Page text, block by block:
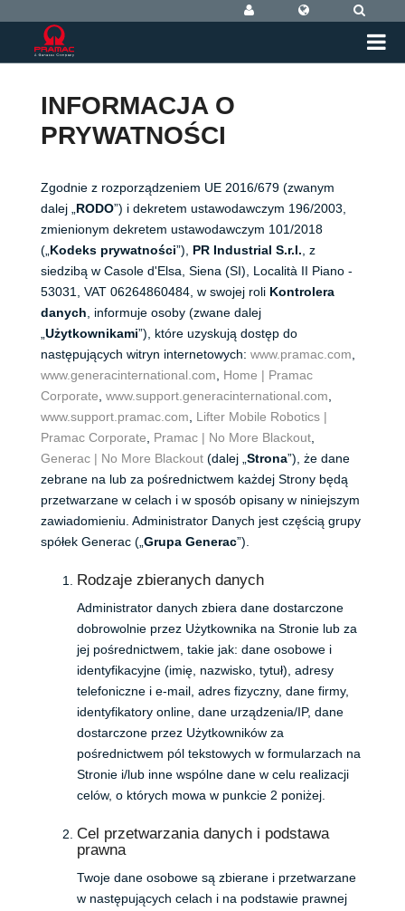
INFORMACJA O
PRYWATNOŚCI
Zgodnie z rozporządzeniem UE 2016/679 (zwanym
dalej „ RODO”) i dekretem ustawodawczym 196/2003,
zmienionym dekretem ustawodawczym 101/2018
(„ Kodeks prywatności”), ​​ PR Industrial S.r.l. , z
siedzibą w Casole d'Elsa, Siena (SI), Località II Piano -
53031, VAT 06264860484, w swojej roli Kontrolera
danych , informuje osoby (zwane dalej
Użytkownikami”), ​​które uzyskują dostęp do
następujących witryn internetowych: www.pramac.com
www.generacinternational.com
Home | Pramac
Corporate www.support.generacinternational.com
www.support.pramac.com
Lifter Mobile Robotics |
Pramac Corporate
Pramac | No More Blackout
Generac | No More Blackout (dalej „ Strona”), ​​że dane
zebrane na lub za pośrednictwem każdej Strony będą
przetwarzane w celach i w sposób opisany w niniejszym
zawiadomieniu. Administrator Danych jest częścią grupy
spółek Generac („ Grupa Generac”).
Rodzaje zbieranych danych
Administrator danych zbiera dane dostarczone
dobrowolnie przez Użytkownika na Stronie lub za
jej pośrednictwem, takie jak: dane osobowe i
identyfikacyjne (imię, nazwisko, tytuł), adresy
telefoniczne i e-mail, adres fizyczny, dane firmy,
identyfikatory online, dane urządzenia/IP, dane
dostarczone przez Użytkowników za
pośrednictwem pól tekstowych w formularzach na
Stronie i/lub inne wspólne dane w celu realizacji
celów, o których mowa w punkcie 2 poniżej.
Cel przetwarzania danych i podstawa
prawna
Twoje dane osobowe są zbierane i przetwarzane
w następujących celach i na podstawie prawnej